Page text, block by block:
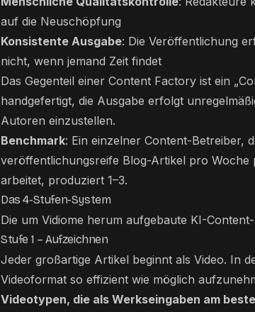
auf die Neuschöpfung
Konsistente Ausgabe: Die Veröffentlichung
nicht, wenn jemand Zeit findet
Das Gegenteil einer Content Factory ist ein
handgefertigt, die Ausgabe erfolgt
Autoren einzustellen.
Benchmark: Ein einzelner Content-Betreiber,
veröffentlichungsreife Blog-Artikel pro Woche
arbeitet, produziert 1–3.
Das 4-Stufen-System
Die um Vidiome herum aufgebaute KI-
Stufe 1 – Aufzeichnen
Jeder großartige Artikel beginnt als Video. In
Videoformat so effizient wie möglich
Videotypen, die als Werkseingaben am